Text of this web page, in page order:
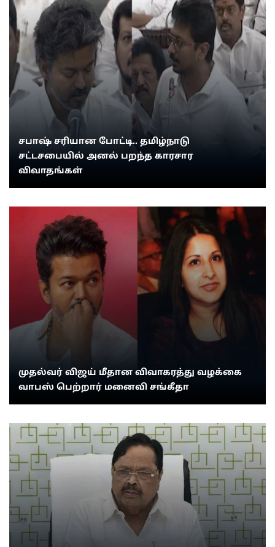
சபாஷ் சரியான போட்டி.. தமிழ்நாடு
சட்டசபையில் அனல் பறந்த காரசார
விவாதங்கள்
முதல்வர் விஜய் மீதான விவாகரத்து வழக்கை
வாபஸ் பெற்றார் மனைவி சங்கீதா